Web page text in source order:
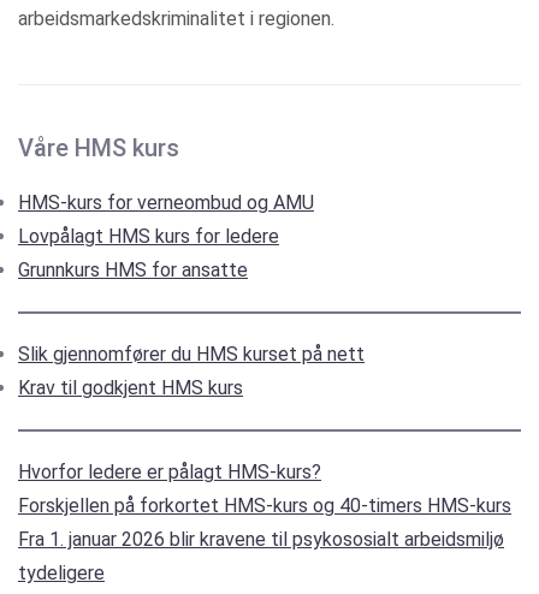
arbeidsmarkedskriminalitet i regionen.
Våre HMS kurs
HMS-kurs for verneombud og AMU
Lovpålagt HMS kurs for ledere
Grunnkurs HMS for ansatte
Slik gjennomfører du HMS kurset på nett
Krav til godkjent HMS kurs
Hvorfor ledere er pålagt HMS-kurs?
Forskjellen på forkortet HMS-kurs og 40-timers HMS-kurs
Fra 1. januar 2026 blir kravene til psykososialt arbeidsmiljø
tydeligere